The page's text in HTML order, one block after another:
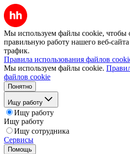
Мы используем файлы cookie, чтобы
правильную работу нашего веб-
трафик.
Правила использования файлов
Мы используем файлы cookie.
файлов cookie
Понятно
Ищу работу
Ищу работу
Ищу работу
Ищу сотрудника
Сервисы
Помощь